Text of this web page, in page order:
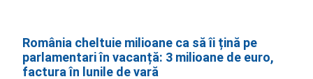
România cheltuie milioane ca să îi țină pe
parlamentari în vacanță: 3 milioane de euro,
factura în lunile de vară